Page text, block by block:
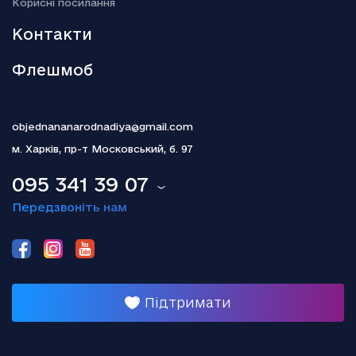
Гелена Бонем Картер пояснила, чому так і не одружилася з
Kорисні посилання
Контакти
Флешмоб
095 341 39 07
Передзвоніть нам
objednananarodnadiya@gmail.com
м. Харків, пр-т Московський, б. 97
Підтримати